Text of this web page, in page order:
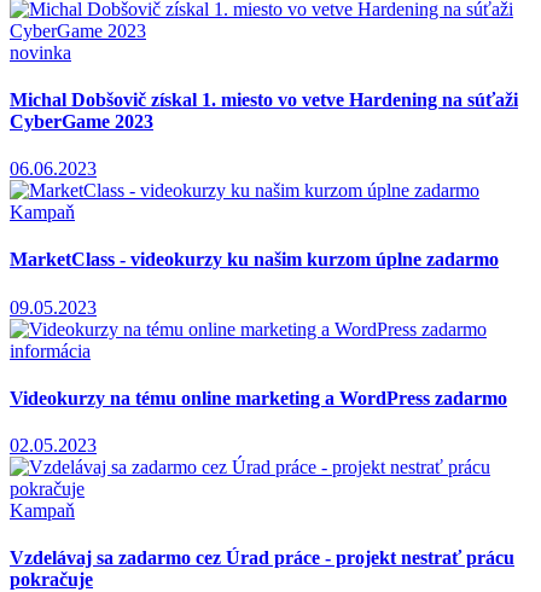
novinka
Michal Dobšovič získal 1. miesto vo vetve Hardening na súťaži
CyberGame 2023
06.06.2023
Kampaň
MarketClass - videokurzy ku našim kurzom úplne zadarmo
09.05.2023
informácia
Videokurzy na tému online marketing a WordPress zadarmo
02.05.2023
Kampaň
Vzdelávaj sa zadarmo cez Úrad práce - projekt nestrať prácu
pokračuje